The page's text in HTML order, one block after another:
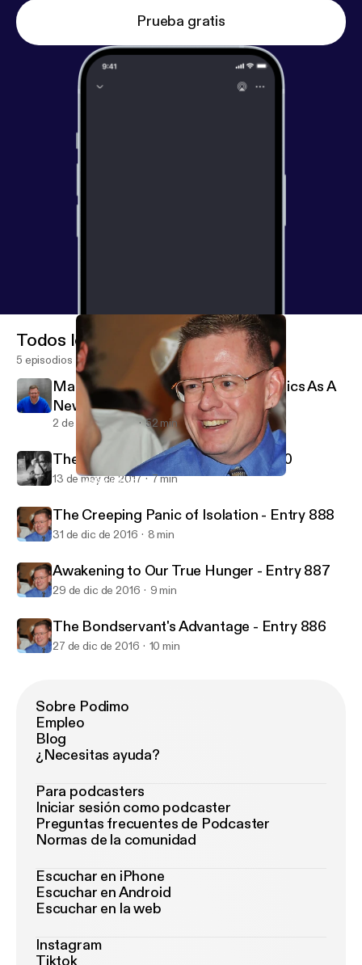
Prueba gratis
Awakening to Our True Hunger - Entry 887
Todos los episodios
5 episodios
Makala Doulos Testimony: Apologetics As A
New Creation
2 de oct de 2018 52 min
The Incorrigible Old Man - Entry 890
13 de may de 2017 7 min
The Creeping Panic of Isolation - Entry 888
31 de dic de 2016 8 min
Awakening to Our True Hunger - Entry 887
29 de dic de 2016 9 min
The Bondservant's Advantage - Entry 886
27 de dic de 2016 10 min
Sobre Podimo
Empleo
Blog
¿Necesitas ayuda?
Para podcasters
Iniciar sesión como podcaster
Preguntas frecuentes de Podcaster
Normas de la comunidad
Escuchar en iPhone
Escuchar en Android
Escuchar en la web
Instagram
Tiktok